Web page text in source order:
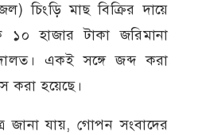
চিংড়ি মাছ বিক্রির দায়ে
১০ হাজার টাকা জরিমানা
একই সঙ্গে জব্দ করা
করা হয়েছে।
জানা যায়, গোপন সংবাদের